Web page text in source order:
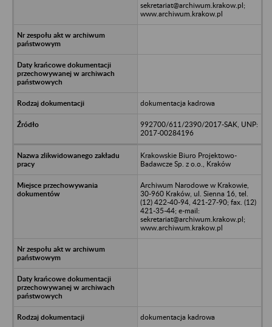
sekretariat@archiwum.krakow.pl;
www.archiwum.krakow.pl
dokumentacja kadrowa
992700/611/2390/2017-SAK, UNP:
2017-00284196
Krakowskie Biuro Projektowo-
Badawcze Sp. z o.o., Kraków
Archiwum Narodowe w Krakowie,
30-960 Kraków, ul. Sienna 16, tel.
(12) 422-40-94, 421-27-90; fax. (12)
421-35-44; e-mail:
sekretariat@archiwum.krakow.pl;
www.archiwum.krakow.pl
dokumentacja kadrowa